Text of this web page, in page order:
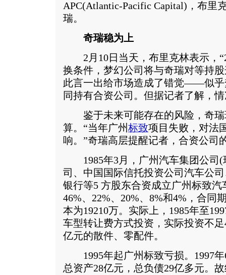
APC(Atlantic-Pacific Capital)，布里
瑞。
奇瑞稳为上
2月10日当天，布里克林表示，
换条件，梦幻公司将与奇瑞对等持
此言一出给市场造成了错觉——似乎
同持有合资公司。但据记者了解，
鉴于未来可能存在的风险，奇瑞
算。“当年广州标致项目失败，对法
响。”奇瑞高层提醒记者，合资公司
1985年3月，广州汽车集团公司(
司、中国国际信托投资公司汽车公
银行等5 方股东合资成立广州标致
46%、22%、20%、8%和4%，合同
本为19210万。实际上，1985年至
车型转让费方式投资，实际投资不
亿元的散件、零配件。
1995年起广州标致亏损。1997年
总资产28亿元，总负债29亿多元。